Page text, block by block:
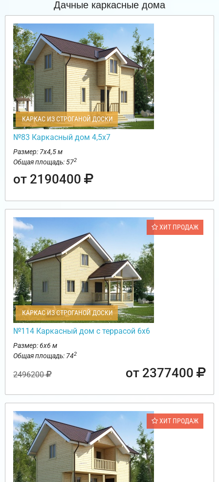
Дачные каркасные дома
КАРКАС ИЗ СТРОГАНОЙ ДОСКИ
№83 Каркасный дом 4,5х7
Размер: 7х4,5 м
Общая площадь: 572
от 2190400
ХИТ ПРОДАЖ
КАРКАС ИЗ СТРОГАНОЙ ДОСКИ
№114 Каркасный дом с террасой 6х6
Размер: 6х6 м
Общая площадь: 742
2496200 от 2377400
ХИТ ПРОДАЖ